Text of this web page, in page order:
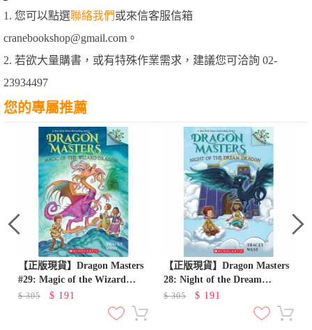
1. 您可以點選聯絡我們或來信客服信箱
cranebookshop@gmail.com。
2. 若欲大量購書，或有特殊作業需求，建議您可洽詢 02-
23934497
您的專屬推薦
【正版現貨】Dragon Masters
#29: Magic of the Wizard
Dragon
$305 $ 191
【正版現貨】Dragon Masters
28: Night of the Dream
Dragon 馴龍大師
$305 $ 191